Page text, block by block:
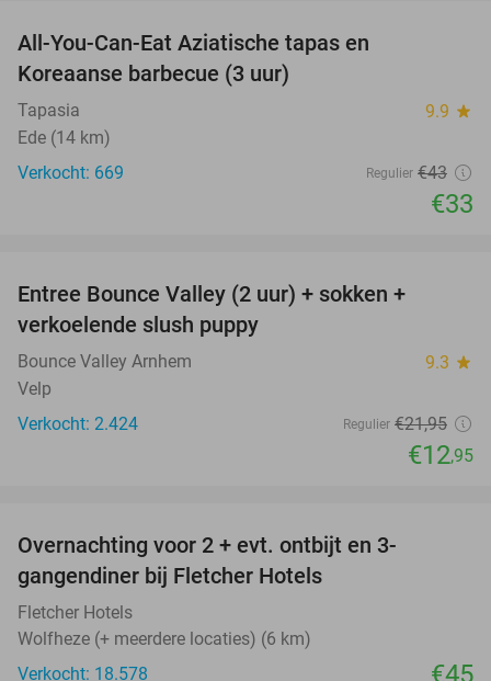
All-You-Can-Eat Aziatische tapas en
Koreaanse barbecue (3 uur)
Tapasia 9.9 star
Ede (14 km)
Verkocht: 669
Regulier €43
€33
Entree Bounce Valley (2 uur) + sokken +
verkoelende slush puppy
Bounce Valley Arnhem 9.3 star
Velp
Verkocht: 2.424
Regulier €21,95
€12,95
Overnachting voor 2 + evt. ontbijt en 3-
gangendiner bij Fletcher Hotels
Fletcher Hotels
Wolfheze (+ meerdere locaties) (6 km)
Verkocht: 18.578
€45